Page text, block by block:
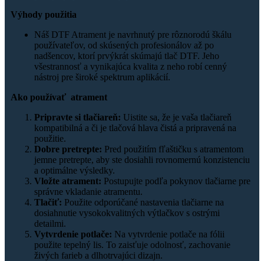
Výhody použitia
Náš DTF Atrament je navrhnutý pre rôznorodú škálu
používateľov, od skúsených profesionálov až po
nadšencov, ktorí prvýkrát skúmajú tlač DTF. Jeho
všestrannosť a vynikajúca kvalita z neho robí cenný
nástroj pre široké spektrum aplikácií.
Ako používať atrament
Pripravte si tlačiareň: Uistite sa, že je vaša tlačiareň
kompatibilná a či je tlačová hlava čistá a pripravená na
použitie.
Dobre pretrepte: Pred použitím fľaštičku s atramentom
jemne pretrepte, aby ste dosiahli rovnomernú konzistenciu
a optimálne výsledky.
Vložte atrament: Postupujte podľa pokynov tlačiarne pre
správne vkladanie atramentu.
Tlačiť: Použite odporúčané nastavenia tlačiarne na
dosiahnutie vysokokvalitných výtlačkov s ostrými
detailmi.
Vytvrdenie potlače: Na vytvrdenie potlače na fólii
použite tepelný lis. To zaisťuje odolnosť, zachovanie
živých farieb a dlhotrvajúci dizajn.